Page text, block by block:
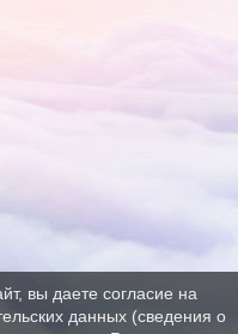
вы даете согласие на
данных (сведения о